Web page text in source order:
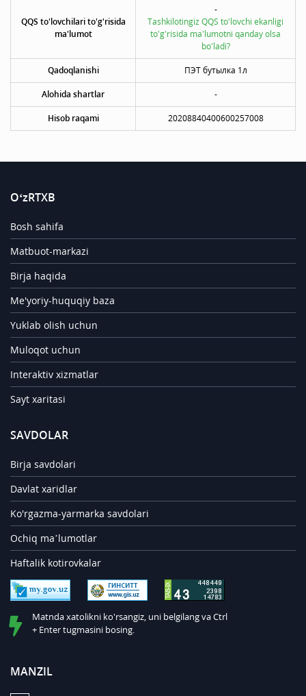
QQS to'lovchilari to'g'risida
ma'lumot
-
Tashkilotingiz QQS to'lovchi ekanligi
to'g'risida ma'lumotni qanday olsa
bo'ladi?
Qadoqlanishi ПЭТ бутылка 1л
Alohida shartlar -
Hisob raqami 20208840400600257008
O‘zRTXB
Bosh sahifa
Matbuot-markazi
Birja haqida
Me'yoriy-huquqiy baza
Yuklab olish uchun
Muloqot uchun
Interaktiv xizmatlar
Sayt xaritasi
SAVDOLAR
Birja savdolari
Davlat xaridlar
Ko'rgazma-yarmarka savdolari
Ochiq ma’lumotlar
Haftalik kotirovkalar
Matnda xatolikni ko'rsangiz, uni belgilang va Ctrl
+ Enter tugmasini bosing.
MANZIL